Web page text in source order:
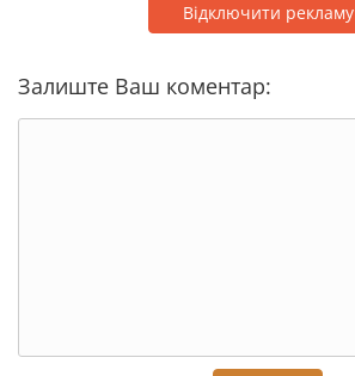
Відключити рекламу
Залиште Ваш коментар: